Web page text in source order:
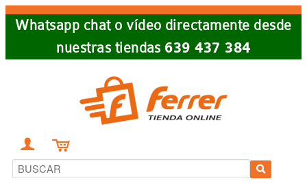
Skip
Whatsapp chat o vídeo directamente desde
nuestras tiendas 639 437 384
 